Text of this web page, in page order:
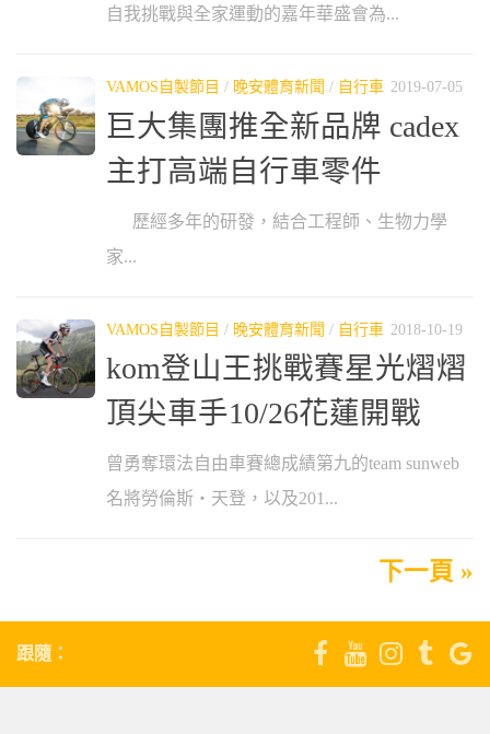
自我挑戰與全家運動的嘉年華盛會為...
VAMOS自製節目 / 晚安體育新聞 / 自行車 2019-07-05
巨大集團推全新品牌 cadex
主打高端自行車零件
歷經多年的研發，結合工程師、生物力學
家...
VAMOS自製節目 / 晚安體育新聞 / 自行車 2018-10-19
kom登山王挑戰賽星光熠熠
頂尖車手10/26花蓮開戰
曾勇奪環法自由車賽總成績第九的team sunweb
名將勞倫斯‧天登，以及201...
下一頁 »
跟隨：